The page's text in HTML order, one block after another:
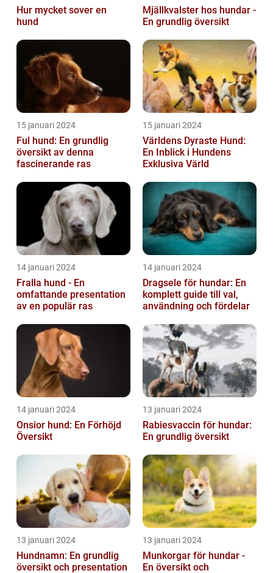
Hur mycket sover en
hund
Mjällkvalster hos hundar -
En grundlig översikt
15 januari 2024
Ful hund: En grundlig
översikt av denna
fascinerande ras
15 januari 2024
Världens Dyraste Hund:
En Inblick i Hundens
Exklusiva Värld
14 januari 2024
Fralla hund - En
omfattande presentation
av en populär ras
14 januari 2024
Dragsele för hundar: En
komplett guide till val,
användning och fördelar
14 januari 2024
Onsior hund: En Förhöjd
Översikt
13 januari 2024
Rabiesvaccin för hundar:
En grundlig översikt
13 januari 2024
Hundnamn: En grundlig
översikt och presentation
13 januari 2024
Munkorgar för hundar -
En översikt och